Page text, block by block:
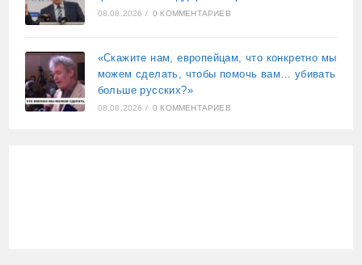
08.08.2026 / 0 КОММЕНТАРИЕВ
«Скажите нам, европейцам, что конкретно мы
можем сделать, чтобы помочь вам… убивать
больше русских?»
08.08.2026 / 0 КОММЕНТАРИЕВ